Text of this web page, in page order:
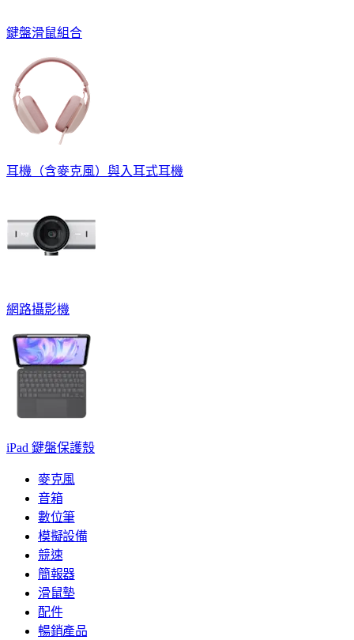
鍵盤滑鼠組合
耳機（含麥克風）與入耳式耳機
網路攝影機
iPad 鍵盤保護殼
麥克風
音箱
數位筆
模擬設備
競速
簡報器
滑鼠墊
配件
暢銷產品